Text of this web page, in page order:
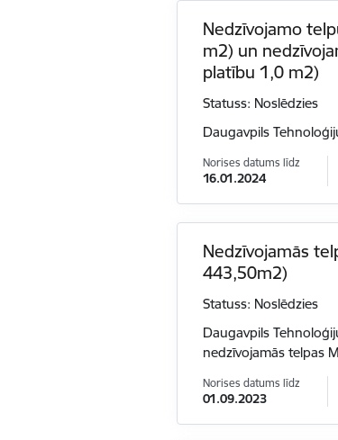
Nedzīvojamo
m2) un
platību 1,0 m2)
Statuss: Noslēdzies
Daugavpils
Norises datums līdz
16.01.2024
Nedzīvojamās
443,50m2)
Statuss: Noslēdzies
Daugavpils
nedzīvojamās telpas
Norises datums līdz
01.09.2023